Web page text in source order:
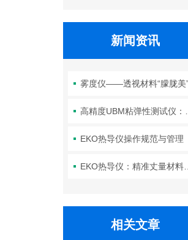
新闻资讯
EKO热导仪操作规范与管理
EKO热导仪：精准丈量材料热性能的“温度标尺”
相关文章